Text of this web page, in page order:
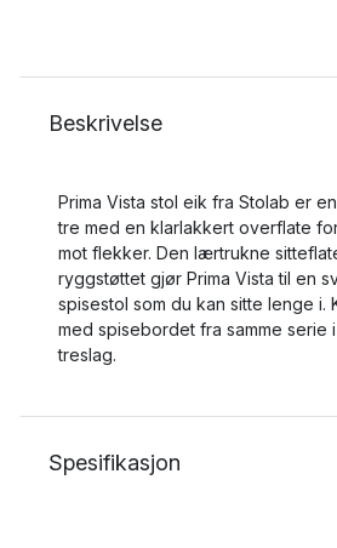
Beskrivelse
Prima Vista stol eik fra Stolab er
tre med en klarlakkert overflate
mot flekker. Den lærtrukne
ryggstøttet gjør Prima Vista til en
spisestol som du kan sitte lenge i.
med spisebordet fra samme serie
treslag.
Spesifikasjon